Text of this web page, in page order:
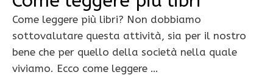
Come leggere più libri? Non dobbiamo
sottovalutare questa attività, sia per il nostro
bene che per quello della società nella quale
viviamo. Ecco come leggere …